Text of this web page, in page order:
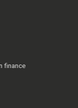
finance